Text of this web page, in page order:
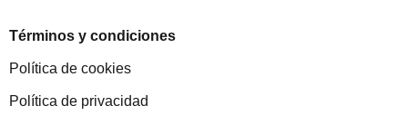
Términos y condiciones
Política de cookies
Política de privacidad